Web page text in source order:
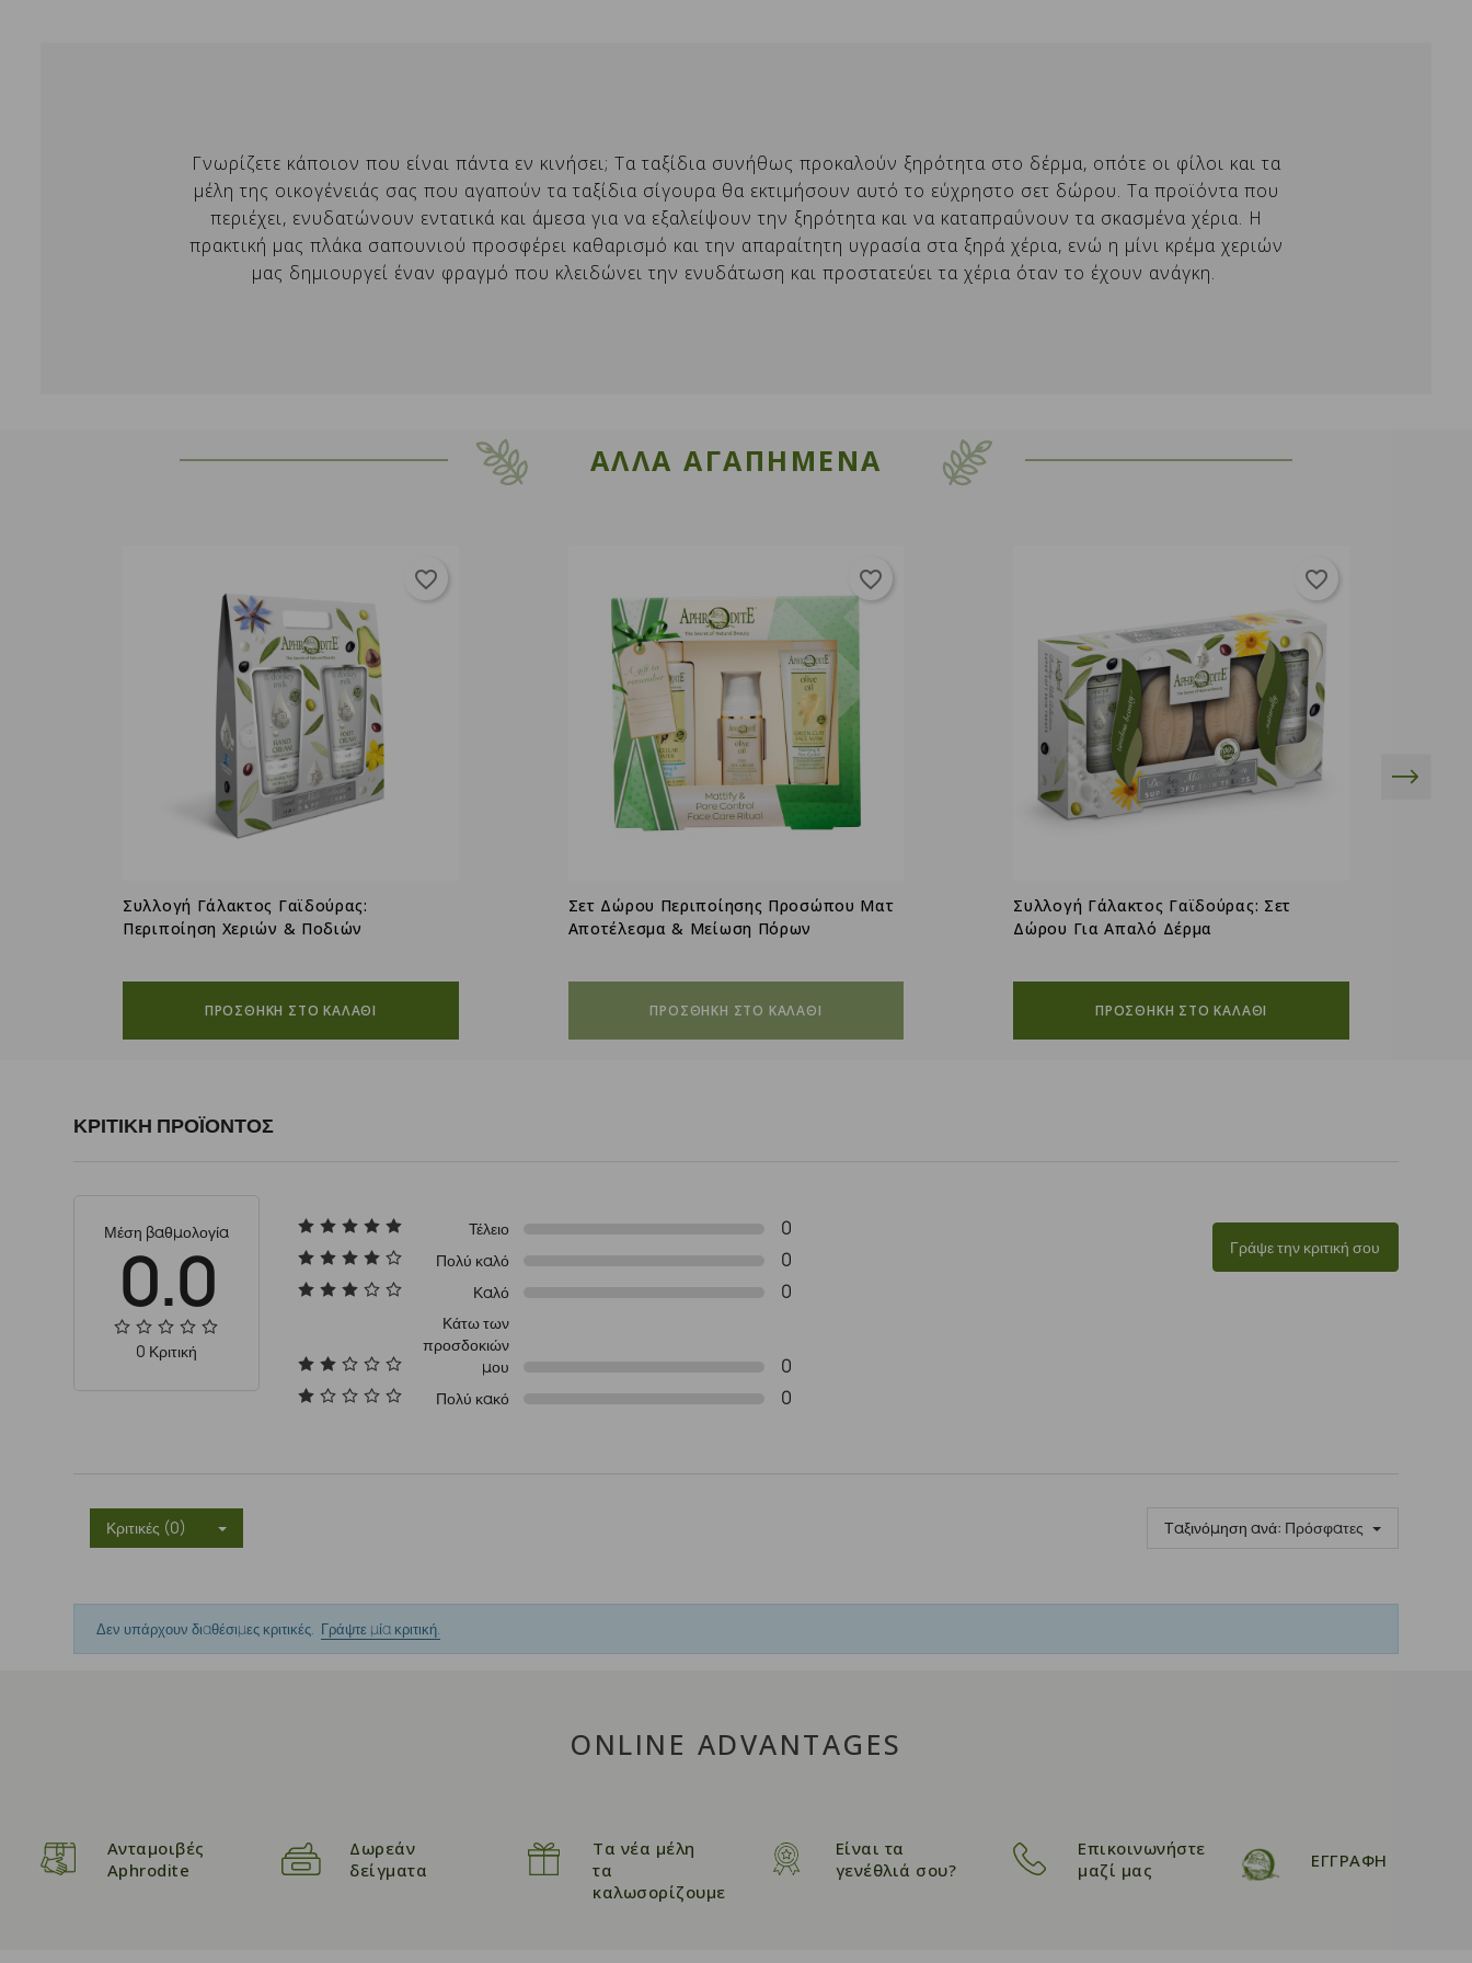
ΑΚΥΡΩΣΗ Δημιουργία λίστας επιθυμιών
ΑΚΥΡΩΣΗ ΣΥΝΔΕΣΗ
Γνωρίζετε κάποιον που είναι πάντα εν κινήσει; Τα ταξίδια συνήθως προκαλούν ξηρότητα στο δέρμα, οπότε οι φίλοι και τα
μέλη της οικογένειάς σας που αγαπούν τα ταξίδια σίγουρα θα εκτιμήσουν αυτό το εύχρηστο σετ δώρου. Τα προϊόντα που
περιέχει, ενυδατώνουν εντατικά και άμεσα για να εξαλείψουν την ξηρότητα και να καταπραΰνουν τα σκασμένα χέρια. Η
πρακτική μας πλάκα σαπουνιού προσφέρει καθαρισμό και την απαραίτητη υγρασία στα ξηρά χέρια, ενώ η μίνι κρέμα χεριών
μας δημιουργεί έναν φραγμό που κλειδώνει την ενυδάτωση και προστατεύει τα χέρια όταν το έχουν ανάγκη.
ΑΛΛΑ ΑΓΑΠΗΜΕΝΑ
Συλλογή Γάλακτος Γαϊδούρας:
Περιποίηση Χεριών & Ποδιών
ΠΡΟΣΘΗΚΗ ΣΤΟ ΚΑΛΑΘΙ
favorite_border
Σετ Δώρου Περιποίησης Προσώπου Ματ
Αποτέλεσμα & Μείωση Πόρων
ΠΡΟΣΘΗΚΗ ΣΤΟ ΚΑΛΑΘΙ
favorite_border
Συλλογή Γάλακτος Γαϊδούρας: Σετ
Δώρου Για Απαλό Δέρμα
ΠΡΟΣΘΗΚΗ ΣΤΟ ΚΑΛΑΘΙ
favorite_border
ΚΡΙΤΙΚΗ ΠΡΟΪΟΝΤΟΣ
Μέση βαθμολογία
0.0
0 Κριτική
Τέλειο 0
Πολύ καλό 0
Καλό 0
Κάτω των
προσδοκιών
μου
0
Πολύ κακό 0
Γράψε την κριτική σου
Κριτικές (0) Ταξινόμηση ανά: Πρόσφατες
Δεν υπάρχουν διαθέσιμες κριτικές. Γράψτε μία κριτική.
ONLINE ADVANTAGES
Ανταμοιβές
Aphrodite
Δωρεάν
δείγματα
Τα νέα μέλη
τα
καλωσορίζουμε
Είναι τα
γενέθλιά σου?
Επικοινωνήστε
μαζί μας
ΕΓΓΡΑΦΗ